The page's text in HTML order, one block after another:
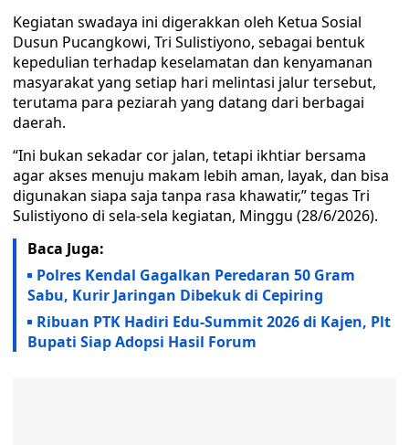
Kegiatan swadaya ini digerakkan oleh Ketua Sosial
Dusun Pucangkowi, Tri Sulistiyono, sebagai bentuk
kepedulian terhadap keselamatan dan kenyamanan
masyarakat yang setiap hari melintasi jalur tersebut,
terutama para peziarah yang datang dari berbagai
daerah.
“Ini bukan sekadar cor jalan, tetapi ikhtiar bersama
agar akses menuju makam lebih aman, layak, dan bisa
digunakan siapa saja tanpa rasa khawatir,” tegas Tri
Sulistiyono di sela-sela kegiatan, Minggu (28/6/2026).
Baca Juga:
Polres Kendal Gagalkan Peredaran 50 Gram
Sabu, Kurir Jaringan Dibekuk di Cepiring
Ribuan PTK Hadiri Edu-Summit 2026 di Kajen, Plt
Bupati Siap Adopsi Hasil Forum